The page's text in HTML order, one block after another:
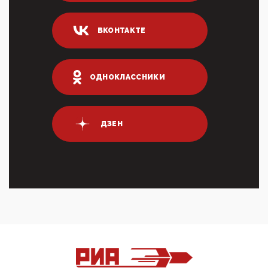
крупных банках по итогам 2025 года превысило 63
млрд руб. ...
03:01, 10 Апреля 2026
что союзники просили Киев не наносить удары по
энергети...
01:54, 10 Апреля 2026
ПрезидентПутинвчера вечером обьявил
Пасхальное перемирие с 16 часов субботы до конца
дня Воскресен...
01:09, 10 Апреля 2026
Честно говоря, ситуация с продвижением через
ВКОНТАКТЕ
ОДНОКЛАССНИКИ
ДЗЕН